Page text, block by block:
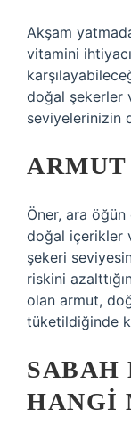
Akşam
vitamini
doğal şekerler
seviyelerinizin
Öner, ara
doğal içerikler
şekeri
riskini
olan armut,
tüketildiğinde
SABAH
HANGI